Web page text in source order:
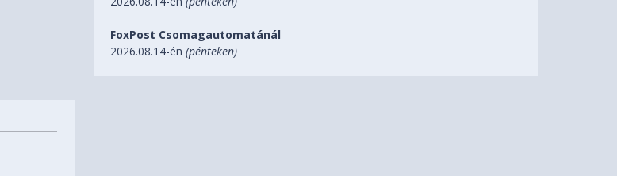
FoxPost Csomagautomatánál
2026.08.14-én(pénteken)